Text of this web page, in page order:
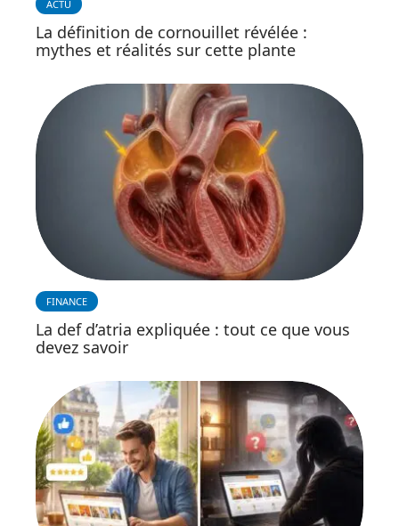
ACTU
La définition de cornouillet révélée :
mythes et réalités sur cette plante
FINANCE
La def d’atria expliquée : tout ce que vous
devez savoir